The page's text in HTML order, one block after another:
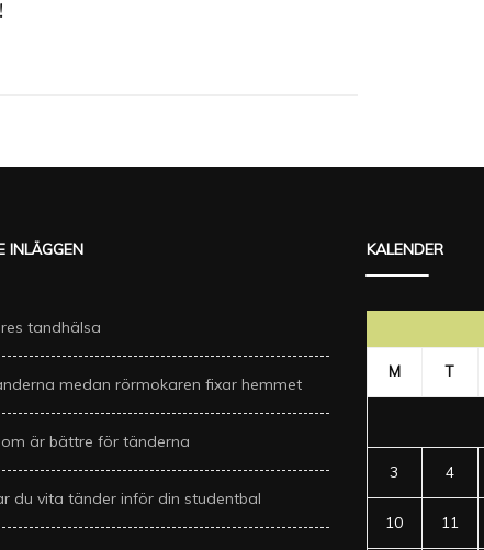
INLÄGGEN
tandhälsa
medan rörmokaren fixar hemmet
är bättre för tänderna
du vita tänder inför din studentbal
KALENDER
M T
3 4
10 11